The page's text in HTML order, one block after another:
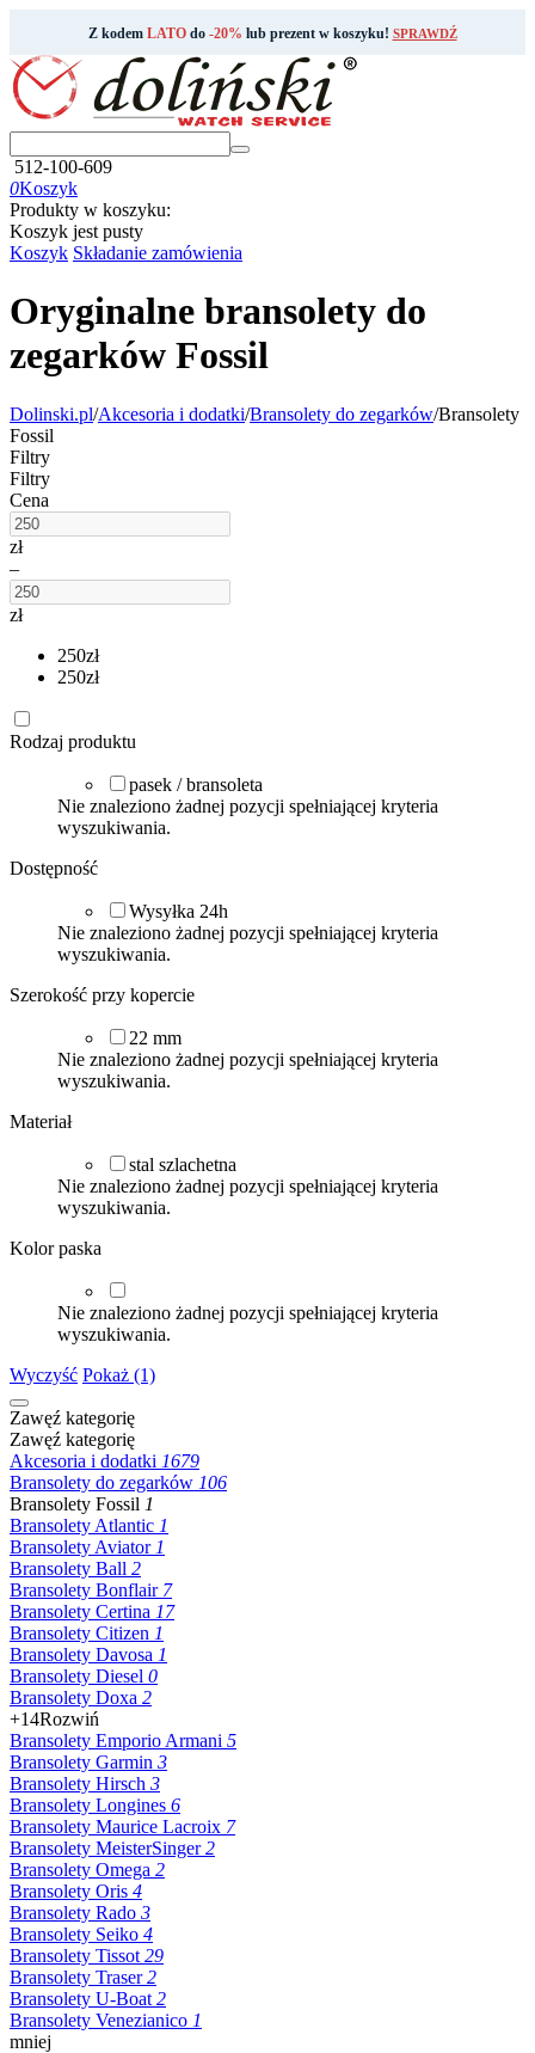
Z kodem LATOdo -20% lub prezent w koszyku! SPRAWDŹ
512-100-609
0Koszyk
Produkty w koszyku:
Koszyk jest pusty
Koszyk Składanie zamówienia
Oryginalne bransolety do
zegarków Fossil
Dolinski.pl/Akcesoria i dodatki/Bransolety do zegarków/Bransolety
Fossil
Filtry
Filtry
Cena
zł
–
zł
250zł
250zł
Rodzaj produktu
pasek / bransoleta
Nie znaleziono żadnej pozycji spełniającej kryteria
wyszukiwania.
Dostępność
Wysyłka 24h
Nie znaleziono żadnej pozycji spełniającej kryteria
wyszukiwania.
Szerokość przy kopercie
22 mm
Nie znaleziono żadnej pozycji spełniającej kryteria
wyszukiwania.
Materiał
stal szlachetna
Nie znaleziono żadnej pozycji spełniającej kryteria
wyszukiwania.
Kolor paska
Nie znaleziono żadnej pozycji spełniającej kryteria
wyszukiwania.
Wyczyść Pokaż (1)
Zawęź kategorię
Zawęź kategorię
Akcesoria i dodatki 1679
Bransolety do zegarków 106
Bransolety Fossil 1
Bransolety Atlantic 1
Bransolety Aviator 1
Bransolety Ball 2
Bransolety Bonflair 7
Bransolety Certina 17
Bransolety Citizen 1
Bransolety Davosa 1
Bransolety Diesel 0
Bransolety Doxa 2
+14Rozwiń
Bransolety Emporio Armani 5
Bransolety Garmin 3
Bransolety Hirsch 3
Bransolety Longines 6
Bransolety Maurice Lacroix 7
Bransolety MeisterSinger2
Bransolety Omega 2
Bransolety Oris 4
Bransolety Rado 3
Bransolety Seiko 4
Bransolety Tissot 29
Bransolety Traser2
Bransolety U-Boat 2
Bransolety Venezianico 1
mniej